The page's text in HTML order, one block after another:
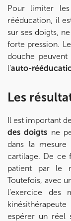
Pour limiter
rééducation, il
sur ses doigts,
forte pression.
douche peuvent
l’auto-
Les
Il est important
des doigts ne
dans la mesure
cartilage. De ce
patient par le
Toutefois, avec
l’exercice des
espérer un réel
KOSS
74 Bd
74 Bd
01 44
Prenez
Prenez
IK
85 Av.
85 Av.
01 64
Prenez